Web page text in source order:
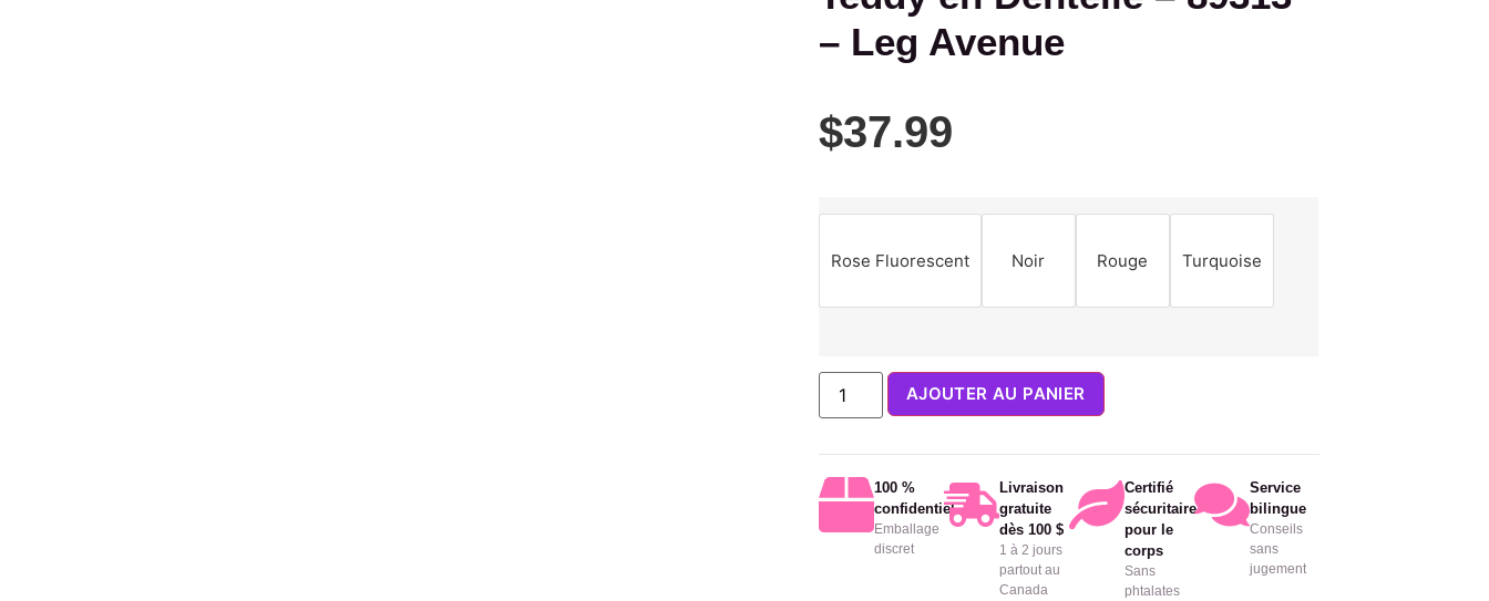
– Leg Avenue
$37.99
Rose Fluorescent Noir Rouge Turquoise
AJOUTER AU PANIER
100 %
confidentiel
Emballage
discret
Livraison
gratuite
dès 100 $
1 à 2 jours
partout au
Canada
Certifié
sécuritaire
pour le
corps
Sans
phtalates
Service
bilingue
Conseils
sans
jugement